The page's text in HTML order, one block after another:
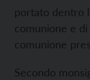
portato dentro
comunione e
comunione
Secondo